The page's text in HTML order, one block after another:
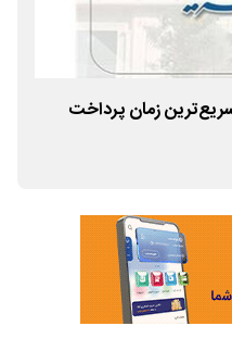
زمان پرداخت